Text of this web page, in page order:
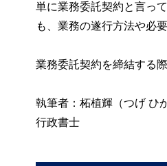
単に業務委託契約と言っ
も、業務の遂行方法や必
業務委託契約を締結する
執筆者：柘植輝（つげ ひ
行政書士